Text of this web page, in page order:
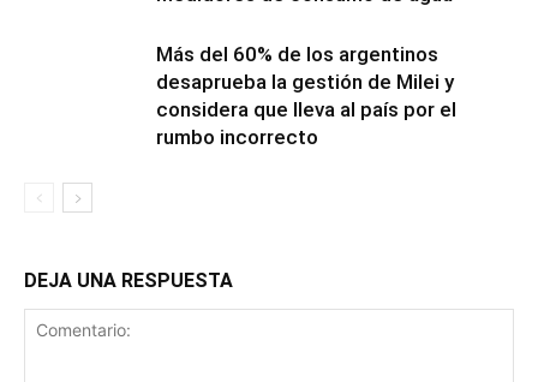
Más del 60% de los argentinos
desaprueba la gestión de Milei y
considera que lleva al país por el
rumbo incorrecto
DEJA UNA RESPUESTA